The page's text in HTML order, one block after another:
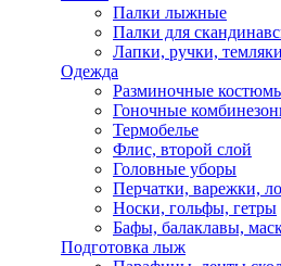
Палки лыжные
Палки для
Лапки, ручки,
Одежда
Разминочные
Гоночные
Термобелье
Флис, второй слой
Головные уборы
Перчатки, варежки,
Носки, гольфы, гетры
Бафы, балаклавы,
Подготовка лыж